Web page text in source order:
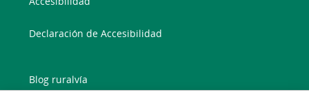
Declaración de Accesibilidad
Blog ruralvía